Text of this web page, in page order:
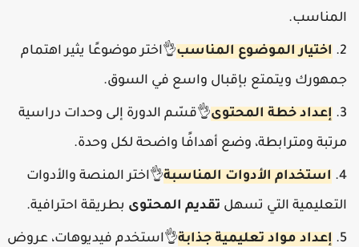
المناسب.
اختيار الموضوع المناسب👌اختر موضوعًا يثير اهتمام
جمهورك ويتمتع بإقبال واسع في السوق.
إعداد خطة المحتوى👌قسّم الدورة إلى وحدات دراسية
مرتبة ومترابطة، وضع أهدافًا واضحة لكل وحدة.
استخدام الأدوات المناسبة👌اختر المنصة والأدوات
التعليمية التي تسهل تقديم المحتوى بطريقة احترافية.
إعداد مواد تعليمية جذابة👌استخدم فيديوهات، عروض